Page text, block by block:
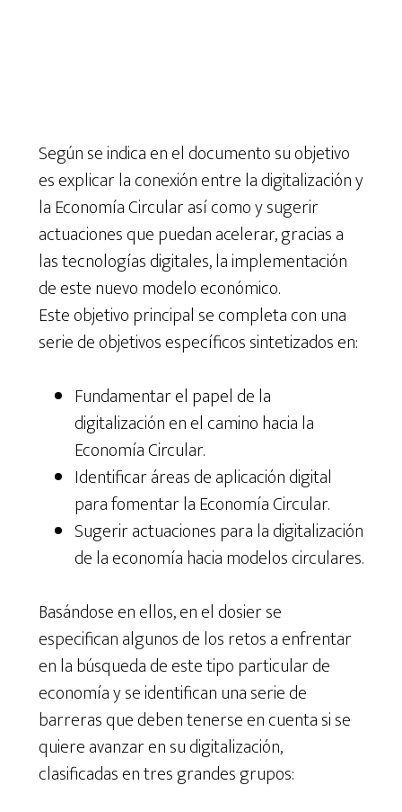
Según se indica en el documento su objetivo
es explicar la conexión entre la digitalización y
la Economía Circular así como y sugerir
actuaciones que puedan acelerar, gracias a
las tecnologías digitales, la implementación
de este nuevo modelo económico.
Este objetivo principal se completa con una
serie de objetivos específicos sintetizados en:
Fundamentar el papel de la
digitalización en el camino hacia la
Economía Circular.
Identificar áreas de aplicación digital
para fomentar la Economía Circular.
Sugerir actuaciones para la digitalización
de la economía hacia modelos circulares.
Basándose en ellos, en el dosier se
especifican algunos de los retos a enfrentar
en la búsqueda de este tipo particular de
economía y se identifican una serie de
barreras que deben tenerse en cuenta si se
quiere avanzar en su digitalización,
clasificadas en tres grandes grupos: